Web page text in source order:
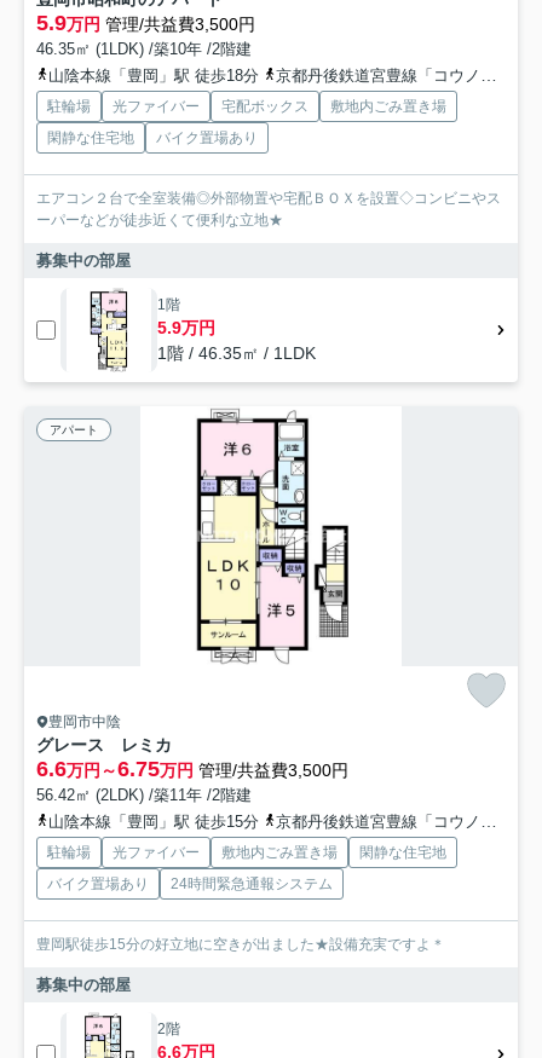
5.9万円 管理/共益費3,500円
46.35㎡ (1LDK) /築10年 /2階建
山陰本線「豊岡」駅 徒歩18分
京都丹後鉄道宮豊線「コウノトリの郷」駅 徒歩47分
駐輪場 光ファイバー 宅配ボックス
敷地内ごみ置き場
閑静な住宅地
バイク置場あり
エアコン２台で全室装備◎外部物置や宅配ＢＯＸを設置◇コンビニやス
ーパーなどが徒歩近くて便利な立地★
募集中の部屋
1階
5.9万円
1階 / 46.35㎡ / 1LDK
アパート
豊岡市中陰
グレース レミカ
6.6万円～6.75万円 管理/共益費3,500円
56.42㎡ (2LDK) /築11年 /2階建
山陰本線「豊岡」駅 徒歩15分
京都丹後鉄道宮豊線「コウノトリの郷」駅 徒歩32分
駐輪場 光ファイバー 敷地内ごみ置き場
閑静な住宅地
バイク置場あり
24時間緊急通報システム
豊岡駅徒歩15分の好立地に空きが出ました★設備充実ですよ＊
募集中の部屋
2階
6.6万円